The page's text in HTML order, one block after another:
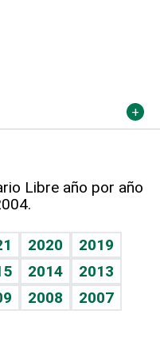
Libre año por año
2020
2019
2014
2013
2008
2007